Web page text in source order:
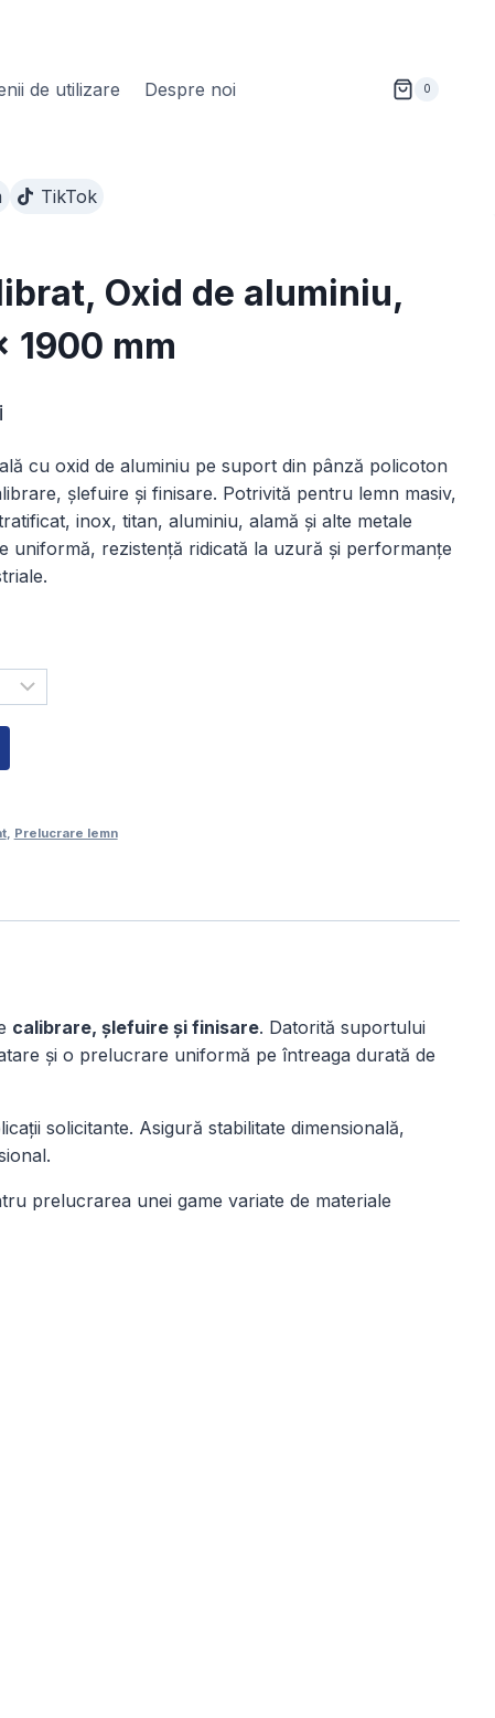
de utilizare Despre noi 0
TikTok
Oxid de aluminiu,
1900 mm
Interval
prețuri:
180,00 lei
până
la
cu oxid de aluminiu pe suport din pânză policoton
șlefuire și finisare. Potrivită pentru lemn masiv,
inox, titan, aluminiu, alamă și alte metale
uniformă, rezistență ridicată la uzură și performanțe
, Prelucrare lemn
calibrare, șlefuire și finisare. Datorită suportului
și o prelucrare uniformă pe întreaga durată de
solicitante. Asigură stabilitate dimensională,
prelucrarea unei game variate de materiale